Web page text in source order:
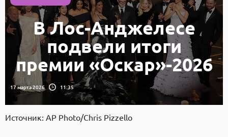
В Лос-Анджелесе
подвели итоги
премии «Оскар»-2026
17 марта 2026 11:35
Источник: AP Photo/Chris Pizzello